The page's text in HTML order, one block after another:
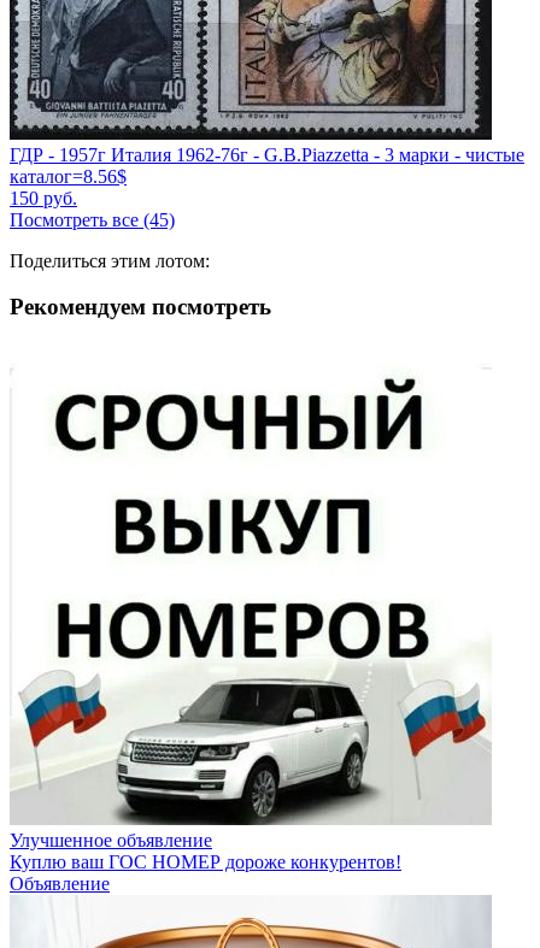
ГДР - 1957г Италия 1962-76г - G.B.Piazzetta - 3 марки - чистые
каталог=8.56$
150 руб.
Посмотреть все (45)
Поделиться этим лотом:
Рекомендуем посмотреть
Улучшенное объявление
Куплю ваш ГОС НОМЕР дороже конкурентов!
Объявление